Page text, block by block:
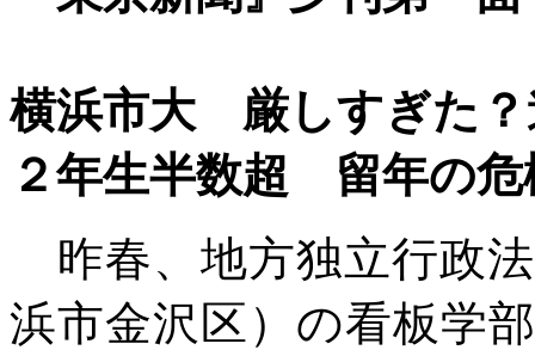
横浜市大 厳しすぎた？
２年生半数超 留年の危
昨春、地方独立行政
浜市金沢区）の看板学